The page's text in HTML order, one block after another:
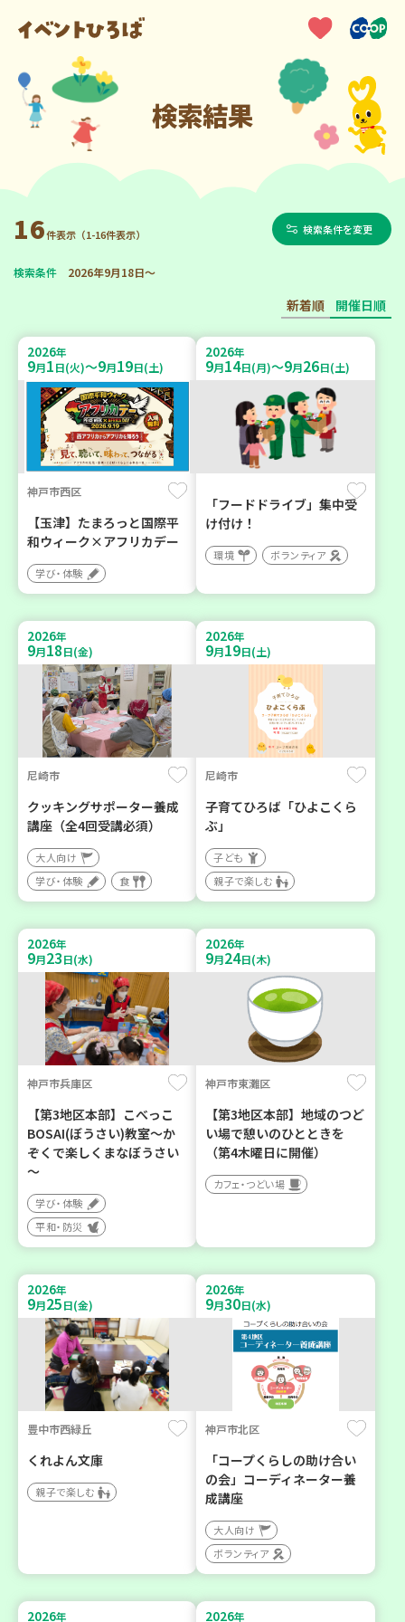
検索結果
16件表示（1-16件表示） 検索条件を変更
検索条件 2026年9月18日～
新着順 開催日順
2026年
9月1日(火)～9月19日(土)
神戸市西区
【玉津】たまろっと国際平
和ウィーク×アフリカデー
学び・体験
2026年
9月14日(月)～9月26日(土)
「フードドライブ」集中受
け付け！
環境 ボランティア
2026年
9月18日(金)
尼崎市
クッキングサポーター養成
講座（全4回受講必須）
大人向け
学び・体験
食
2026年
9月19日(土)
尼崎市
子育てひろば「ひよこくら
ぶ」
子ども
親子で楽しむ
2026年
9月23日(水)
神戸市兵庫区
【第3地区本部】こべっこ
BOSAI(ぼうさい)教室～か
ぞくで楽しくまなぼうさい
～
学び・体験
平和・防災
2026年
9月24日(木)
神戸市東灘区
【第3地区本部】地域のつど
い場で憩いのひとときを
（第4木曜日に開催）
カフェ・つどい場
2026年
9月25日(金)
豊中市西緑丘
くれよん文庫
親子で楽しむ
2026年
9月30日(水)
神戸市北区
「コープくらしの助け合い
の会」コーディネーター養
成講座
大人向け
ボランティア
2026年 2026年